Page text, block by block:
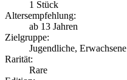
1 Stück
Altersempfehlung:
ab 13 Jahren
Zielgruppe:
Jugendliche, Erwachsene
Rarität:
Rare